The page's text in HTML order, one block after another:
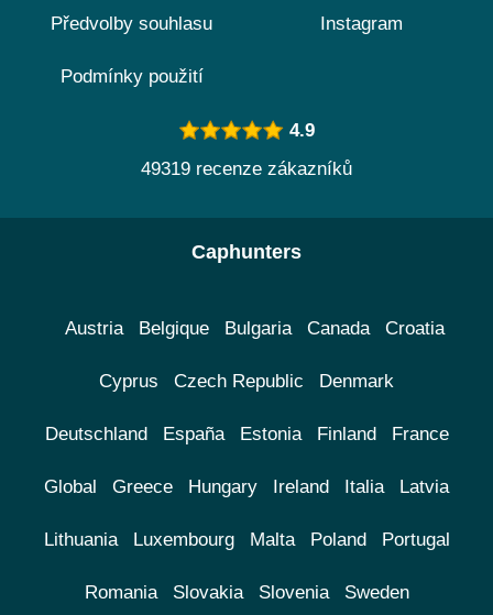
Předvolby souhlasu
Podmínky použití
Instagram
4.9
49319 recenze zákazníků
Caphunters
Austria Belgique Bulgaria Canada Croatia
Cyprus Czech Republic Denmark
Deutschland España Estonia Finland France
Global Greece Hungary Ireland Italia Latvia
Lithuania Luxembourg Malta Poland Portugal
Romania Slovakia Slovenia Sweden